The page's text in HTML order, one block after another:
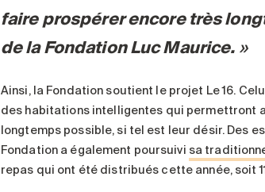
faire prospérer encore très
de la Fondation Luc Maurice.
Ainsi, la Fondation soutient le projet Le 16.
des habitations intelligentes qui permettront
longtemps possible, si tel est leur désir. Des
Fondation a également poursuivi sa
repas qui ont été distribués cette année, soit